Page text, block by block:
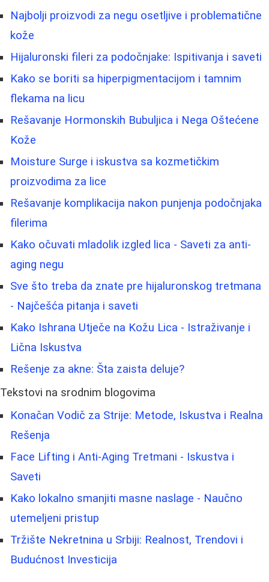
Najbolji proizvodi za negu osetljive i problematične
kože
Hijaluronski fileri za podočnjake: Ispitivanja i saveti
Kako se boriti sa hiperpigmentacijom i tamnim
flekama na licu
Rešavanje Hormonskih Bubuljica i Nega Oštećene
Kože
Moisture Surge i iskustva sa kozmetičkim
proizvodima za lice
Rešavanje komplikacija nakon punjenja podočnjaka
filerima
Kako očuvati mladolik izgled lica - Saveti za anti-
aging negu
Sve što treba da znate pre hijaluronskog tretmana
- Najčešća pitanja i saveti
Kako Ishrana Utječe na Kožu Lica - Istraživanje i
Lična Iskustva
Rešenje za akne: Šta zaista deluje?
Tekstovi na srodnim blogovima
Konačan Vodič za Strije: Metode, Iskustva i Realna
Rešenja
Face Lifting i Anti-Aging Tretmani - Iskustva i
Saveti
Kako lokalno smanjiti masne naslage - Naučno
utemeljeni pristup
Tržište Nekretnina u Srbiji: Realnost, Trendovi i
Budućnost Investicija